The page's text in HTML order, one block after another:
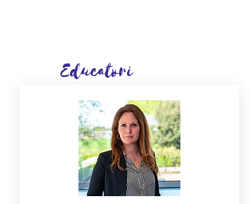
Educatori